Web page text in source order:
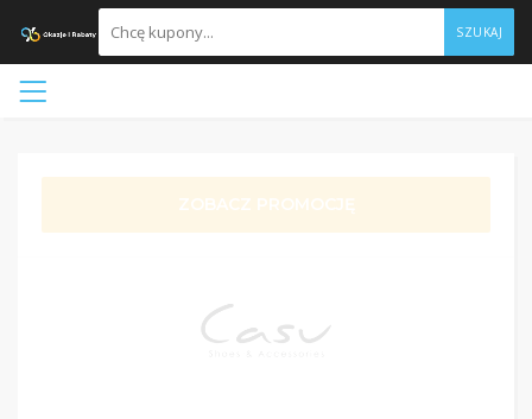
SZUKAJ
ZOBACZ PROMOCJĘ